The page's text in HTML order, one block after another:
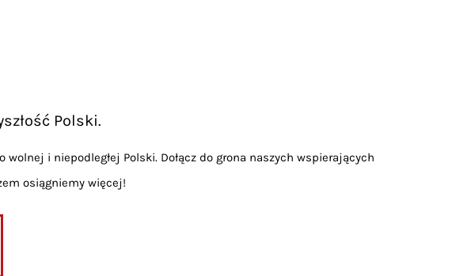
Polski.
i niepodległej Polski. Dołącz do grona naszych wspierających
osiągniemy więcej!